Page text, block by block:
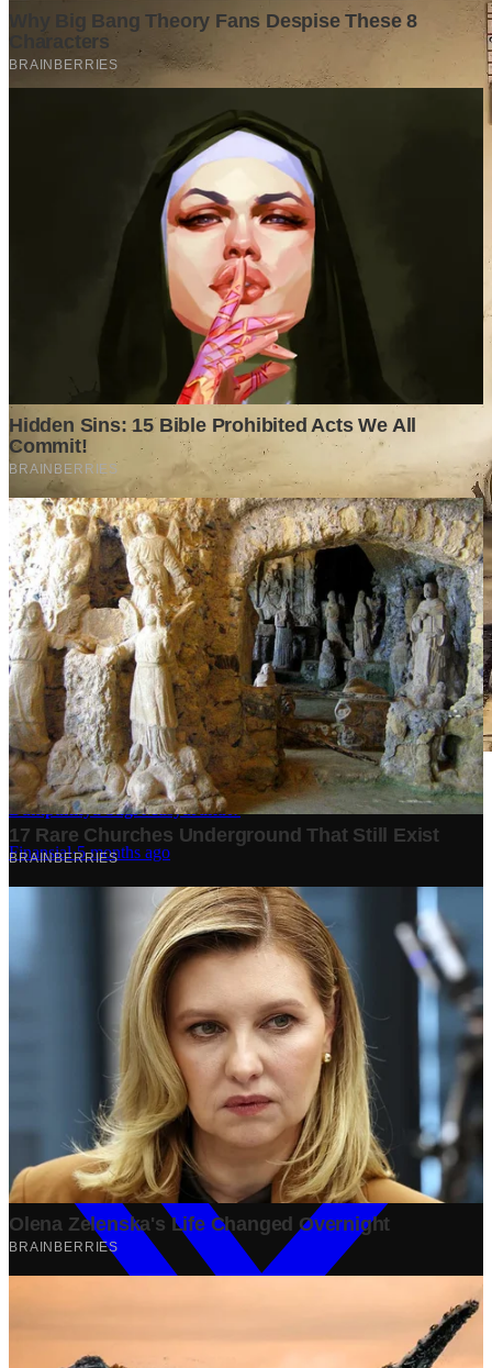
Stok BBM di Indonesia Hanya Tinggal 21 Hari, Apa
Dampaknya bagi Masyarakat?
Finansial·5 months ago
10 Makam Wali di Banten: Tempat Suci yang Memancarkan
Spiritualitas dan Sejarah
Analisis Bisnis Kopi Kenangan vs Point Coffee: Persaingan
dalam Industri Kopi Indonesia
1 year ago